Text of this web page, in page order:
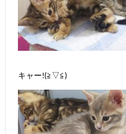
キャー!(≧▽≦)